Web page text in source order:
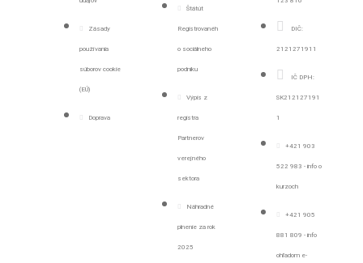
Zásady
používania
súborov cookie
(EÚ)
Doprava
Štátút
Registrovanéh
o sociálneho
podniku
Výpis z
registra
Partnerov
verejného
sektora
Náhradné
plnenie za rok
2025
DIČ:
2121271911
IČ DPH:
SK212127191
1
+421 903
522 983 - info o
kurzoch
+421 905
881 809 - info
ohľadom e-